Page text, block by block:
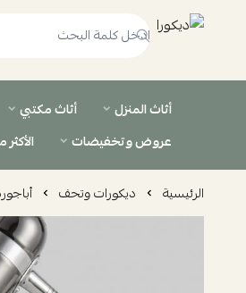
أثاث المنزل أثاث مكتبي
عروض وتخفيضات
الأكثر
الرئيسية ديكورات وتحف